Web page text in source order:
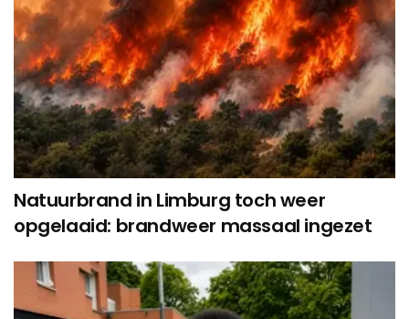
Natuurbrand in Limburg toch weer
opgelaaid: brandweer massaal ingezet